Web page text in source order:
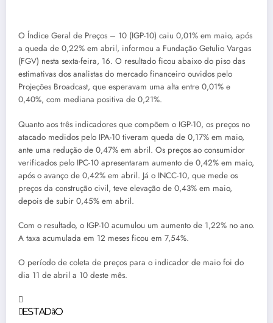
O Índice Geral de Preços – 10 (IGP-10) caiu 0,01% em maio, após
a queda de 0,22% em abril, informou a Fundação Getulio Vargas
(FGV) nesta sexta-feira, 16. O resultado ficou abaixo do piso das
estimativas dos analistas do mercado financeiro ouvidos pelo
Projeções Broadcast, que esperavam uma alta entre 0,01% e
0,40%, com mediana positiva de 0,21%.
Quanto aos três indicadores que compõem o IGP-10, os preços no
atacado medidos pelo IPA-10 tiveram queda de 0,17% em maio,
ante uma redução de 0,47% em abril. Os preços ao consumidor
verificados pelo IPC-10 apresentaram aumento de 0,42% em maio,
após o avanço de 0,42% em abril. Já o INCC-10, que mede os
preços da construção civil, teve elevação de 0,43% em maio,
depois de subir 0,45% em abril.
Com o resultado, o IGP-10 acumulou um aumento de 1,22% no ano.
A taxa acumulada em 12 meses ficou em 7,54%.
O período de coleta de preços para o indicador de maio foi do
dia 11 de abril a 10 deste mês.
Estadão